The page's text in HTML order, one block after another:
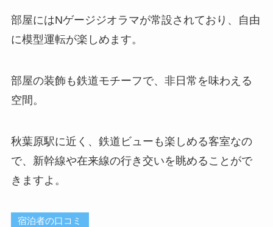
部屋にはNゲージジオラマが常設されており、自由
に模型運転が楽しめます。
部屋の装飾も鉄道モチーフで、非日常を味わえる
空間。
秋葉原駅に近く、鉄道ビューも楽しめる客室なの
で、新幹線や在来線の行き交いを眺めることがで
きますよ。
宿泊者の口コミ